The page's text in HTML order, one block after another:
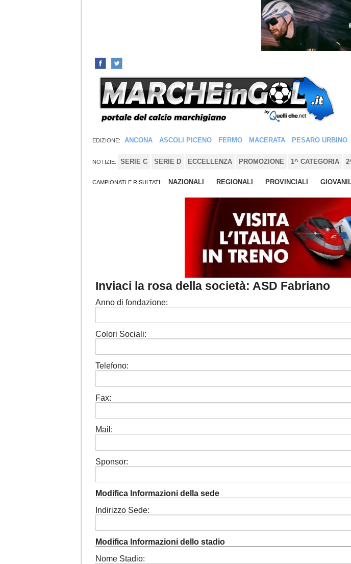
EDIZIONE: ANCONA ASCOLI PICENO FERMO MACERATA PESARO URBINO
NOTIZIE: SERIE C SERIE D ECCELLENZA PROMOZIONE 1^ CATEGORIA
CAMPIONATI E RISULTATI: NAZIONALI REGIONALI PROVINCIALI
Inviaci la rosa della società: ASD Fabriano
Anno di fondazione:
Colori Sociali:
Telefono:
Fax:
Mail:
Sponsor:
Modifica Informazioni della sede
Indirizzo Sede:
Modifica Informazioni dello stadio
Nome Stadio: